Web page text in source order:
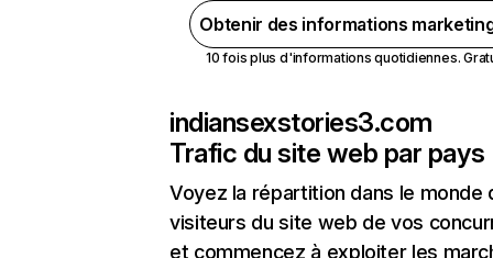
Obtenir des informations
10 fois plus d'informations quotidiennes.
indiansexstories3.com
Trafic du site web par pays
Voyez la répartition dans le monde
visiteurs du site web de vos
et commencez à exploiter les